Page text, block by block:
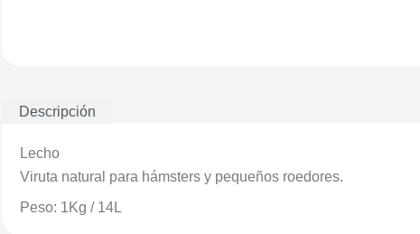
Descripción
Lecho
Viruta natural para hámsters y pequeños roedores.
Peso: 1Kg / 14L